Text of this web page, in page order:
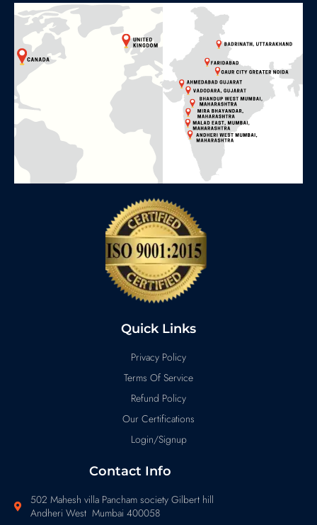
Quick Links
Privacy Policy
Terms Of Service
Refund Policy
Our Certifications
Login/Signup
Contact Info
502 Mahesh villa Pancham society Gilbert hill
Andheri West Mumbai 400058